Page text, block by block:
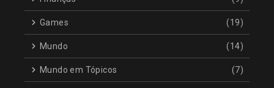
Games (19)
Mundo (14)
Mundo em Tópicos (7)